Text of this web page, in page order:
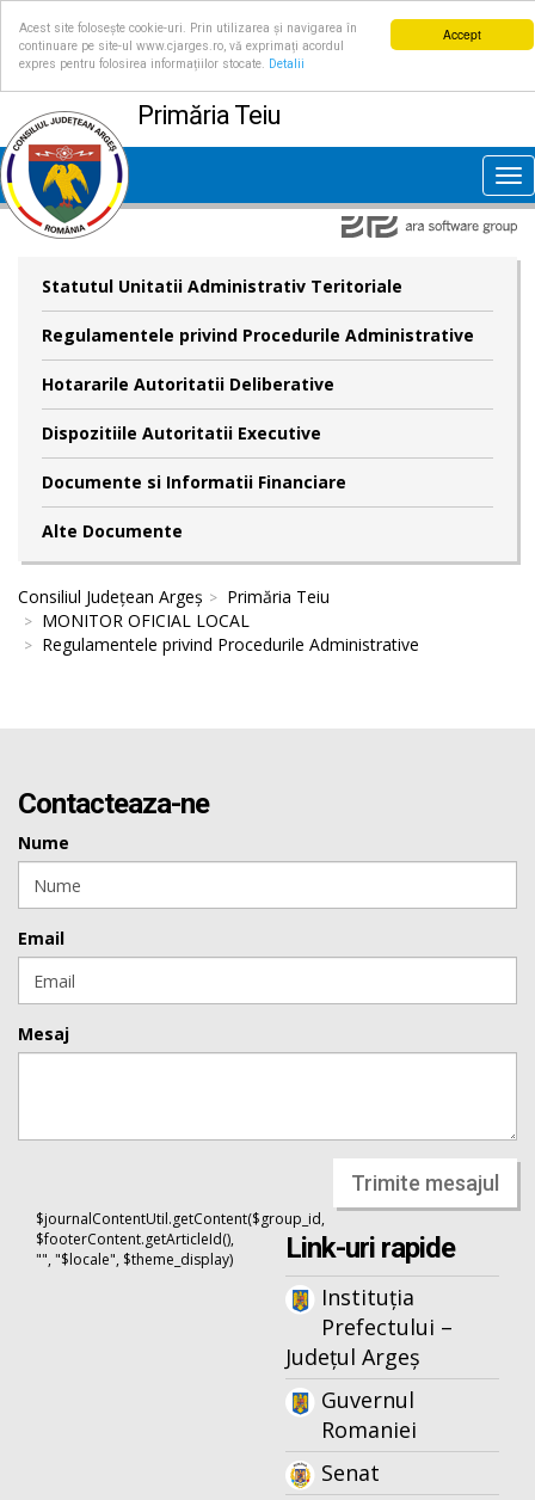
Accept
Acest site folosește cookie-uri. Prin utilizarea și navigarea în
continuare pe site-ul www.cjarges.ro, vă exprimați acordul
expres pentru folosirea informațiilor stocate.
Detalii
Primăria Teiu
Statutul Unitatii Administrativ Teritoriale
Regulamentele privind Procedurile Administrative
Hotararile Autoritatii Deliberative
Dispozitiile Autoritatii Executive
Documente si Informatii Financiare
Alte Documente
Consiliul Județean Argeș
Primăria Teiu
MONITOR OFICIAL LOCAL
Regulamentele privind Procedurile Administrative
Contacteaza-ne
Nume
Email
Mesaj
Trimite mesajul
$journalContentUtil.getContent($group_id,
$footerContent.getArticleId(),
"", "$locale", $theme_display)
Link-uri rapide
Instituția
Prefectului –
Județul Argeș
Guvernul
Romaniei
Senat